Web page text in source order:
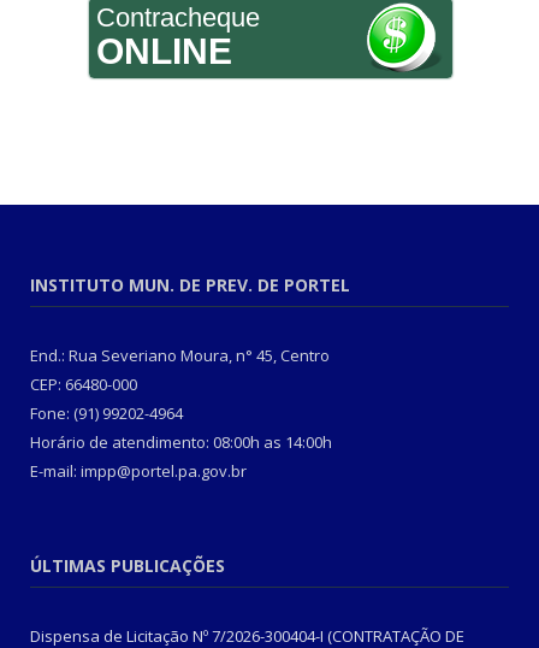
Contracheque
ONLINE
INSTITUTO MUN. DE PREV. DE PORTEL
End.: Rua Severiano Moura, n° 45, Centro
CEP: 66480-000
Fone: (91) 99202-4964
Horário de atendimento: 08:00h as 14:00h
E-mail: impp@portel.pa.gov.br
ÚLTIMAS PUBLICAÇÕES
Dispensa de Licitação Nº 7/2026-300404-I (CONTRATAÇÃO DE